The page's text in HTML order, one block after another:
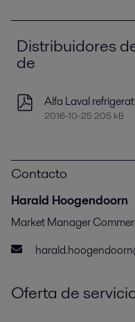
Distribuidores
de
Alfa Laval
2016-10-25 205 kB
Contacto
Harald Hoogendoorn
Market Manager
Oferta de